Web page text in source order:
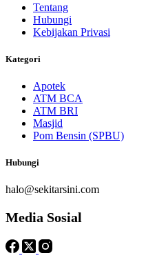
Tentang
Hubungi
Kebijakan Privasi
Kategori
Apotek
ATM BCA
ATM BRI
Masjid
Pom Bensin (SPBU)
Hubungi
halo@sekitarsini.com
Media Sosial